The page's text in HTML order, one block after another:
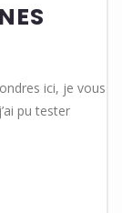
ici, je vous
pu tester